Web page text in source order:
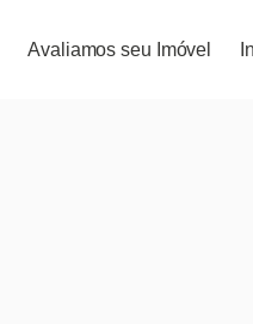
Avaliamos seu Imóvel